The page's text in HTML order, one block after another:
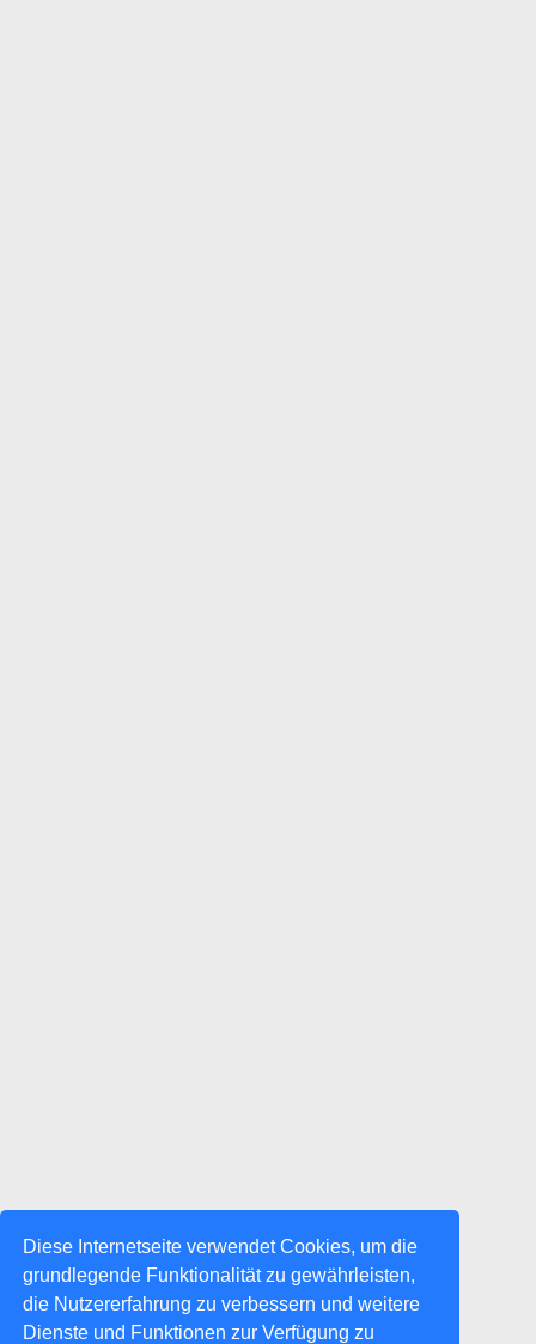
Diese Internetseite verwendet Cookies, um die
grundlegende Funktionalität zu gewährleisten,
die Nutzererfahrung zu verbessern und weitere
Dienste und Funktionen zur Verfügung zu